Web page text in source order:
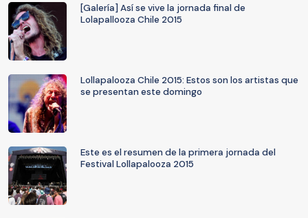
[Galería] Así se vive la jornada final de
Lolapallooza Chile 2015
Lollapalooza Chile 2015: Estos son los artistas que
se presentan este domingo
Este es el resumen de la primera jornada del
Festival Lollapalooza 2015